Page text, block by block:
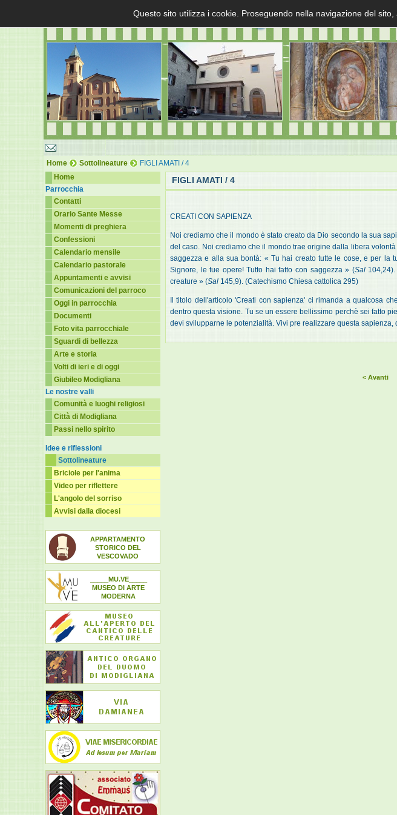
Home Sottolineature
FIGLI AMATI / 4
Home
Parrocchia
Contatti
Orario Sante Messe
Momenti di preghiera
Confessioni
Calendario mensile
Calendario pastorale
Appuntamenti e avvisi
Comunicazioni del parroco
Oggi in parrocchia
Documenti
Foto vita parrocchiale
Sguardi di bellezza
Arte e storia
Volti di ieri e di oggi
Giubileo Modigliana
Le nostre valli
Comunità e luoghi religiosi
Città di Modigliana
Passi nello spirito
Idee e riflessioni
Sottolineature
Briciole per l'anima
Video per riflettere
L'angolo del sorriso
Avvisi dalla diocesi
APPARTAMENTO
STORICO DEL
VESCOVADO
_____MU.VE_____
MUSEO DI ARTE
MODERNA
FIGLI AMATI / 4
CREATI CON SAPIENZA
Noi crediamo che il mondo è stato creato da Dio secondo la sua
del caso. Noi crediamo che il mondo trae origine dalla libera
saggezza e alla sua bontà: « Tu hai creato tutte le cose, e per la
Signore, le tue opere! Tutto hai fatto con saggezza » (Sal
creature » (Sal 145,9). (Catechismo Chiesa cattolica 295)
Il titolo dell'articolo 'Creati con sapienza' ci rimanda a qualcosa
dentro questa visione. Tu se un essere bellissimo perchè sei fatto
devi svilupparne le potenzialità. Vivi pre realizzare questa
< Avanti
Questo sito utilizza i cookie. Proseguendo nella navigazione del